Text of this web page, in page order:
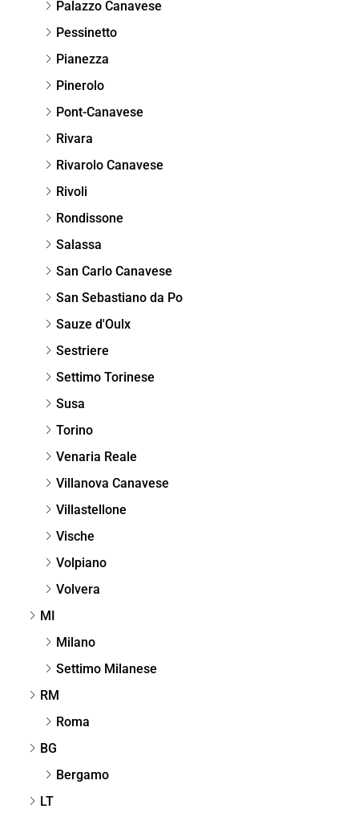
Palazzo Canavese
Pessinetto
Pianezza
Pinerolo
Pont-Canavese
Rivara
Rivarolo Canavese
Rivoli
Rondissone
Salassa
San Carlo Canavese
San Sebastiano da Po
Sauze d'Oulx
Sestriere
Settimo Torinese
Susa
Torino
Venaria Reale
Villanova Canavese
Villastellone
Vische
Volpiano
Volvera
MI
Milano
Settimo Milanese
RM
Roma
BG
Bergamo
LT